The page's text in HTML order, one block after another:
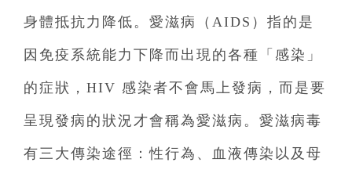
身體抵抗力降低。愛滋病（AIDS）指的是
因免疫系統能力下降而出現的各種「感染」
的症狀，HIV 感染者不會馬上發病，而是要
呈現發病的狀況才會稱為愛滋病。愛滋病毒
有三大傳染途徑：性行為、血液傳染以及母